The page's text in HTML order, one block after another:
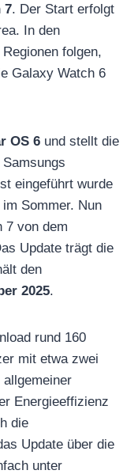
7. Der Start erfolgt
In den
folgen,
Galaxy Watch 6
OS 6 und stellt die
eingeführt wurde
Sommer. Nun
7 von dem
Update trägt die
den
2025.
rund 160
mit etwa zwei
allgemeiner
Energieeffizienz
die
Update über die
unter